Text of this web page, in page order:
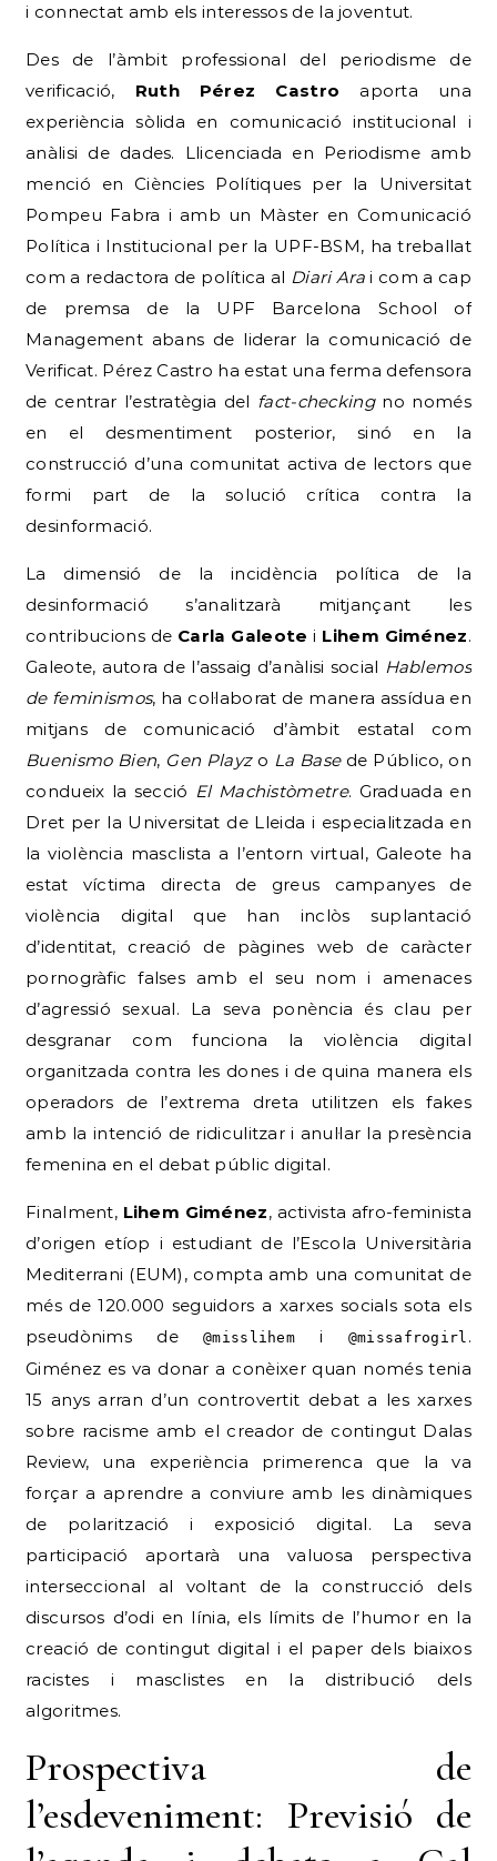
i connectat amb els interessos de la joventut.
Des de l’àmbit professional del periodisme de
verificació, Ruth Pérez Castro aporta una
experiència sòlida en comunicació institucional i
anàlisi de dades. Llicenciada en Periodisme amb
menció en Ciències Polítiques per la Universitat
Pompeu Fabra i amb un Màster en Comunicació
Política i Institucional per la UPF-BSM, ha treballat
com a redactora de política al Diari Arai com a cap
de premsa de la UPF Barcelona School of
Management abans de liderar la comunicació de
Verificat. Pérez Castro ha estat una ferma defensora
de centrar l’estratègia del fact-checkingno només
en el desmentiment posterior, sinó en la
construcció d’una comunitat activa de lectors que
formi part de la solució crítica contra la
desinformació.
La dimensió de la incidència política de la
desinformació s’analitzarà mitjançant les
contribucions de Carla Galeote i Lihem Giménez.
Galeote, autora de l’assaig d’anàlisi social Hablemos
de feminismos, ha col·laborat de manera assídua en
mitjans de comunicació d’àmbit estatal com
Buenismo Bien, Gen Playzo La Basede Público, on
condueix la secció El Machistòmetre. Graduada en
Dret per la Universitat de Lleida i especialitzada en
la violència masclista a l’entorn virtual, Galeote ha
estat víctima directa de greus campanyes de
violència digital que han inclòs suplantació
d’identitat, creació de pàgines web de caràcter
pornogràfic falses amb el seu nom i amenaces
d’agressió sexual. La seva ponència és clau per
desgranar com funciona la violència digital
organitzada contra les dones i de quina manera els
operadors de l’extrema dreta utilitzen els fakes
amb la intenció de ridiculitzar i anul·lar la presència
femenina en el debat públic digital.
Finalment, Lihem Giménez, activista afro-feminista
d’origen etíop i estudiant de l’Escola Universitària
Mediterrani (EUM), compta amb una comunitat de
més de 120.000 seguidors a xarxes socials sota els
pseudònims de@misslihem i @missafrogirl .
Giménez es va donar a conèixer quan només tenia
15 anys arran d’un controvertit debat a les xarxes
sobre racisme amb el creador de contingut Dalas
Review, una experiència primerenca que la va
forçar a aprendre a conviure amb les dinàmiques
de polarització i exposició digital. La seva
participació aportarà una valuosa perspectiva
interseccional al voltant de la construcció dels
discursos d’odi en línia, els límits de l’humor en la
creació de contingut digital i el paper dels biaixos
racistes i masclistes en la distribució dels
algoritmes.
Prospectiva de
l’esdeveniment: Previsió de